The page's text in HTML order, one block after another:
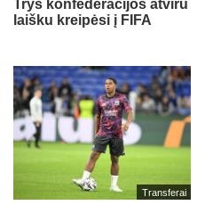
Trys konfederacijos atviru
laišku kreipėsi į FIFA
Transferai